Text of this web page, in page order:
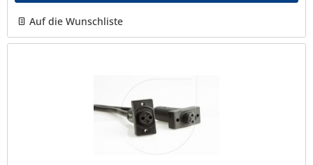
Auf die Wunschliste